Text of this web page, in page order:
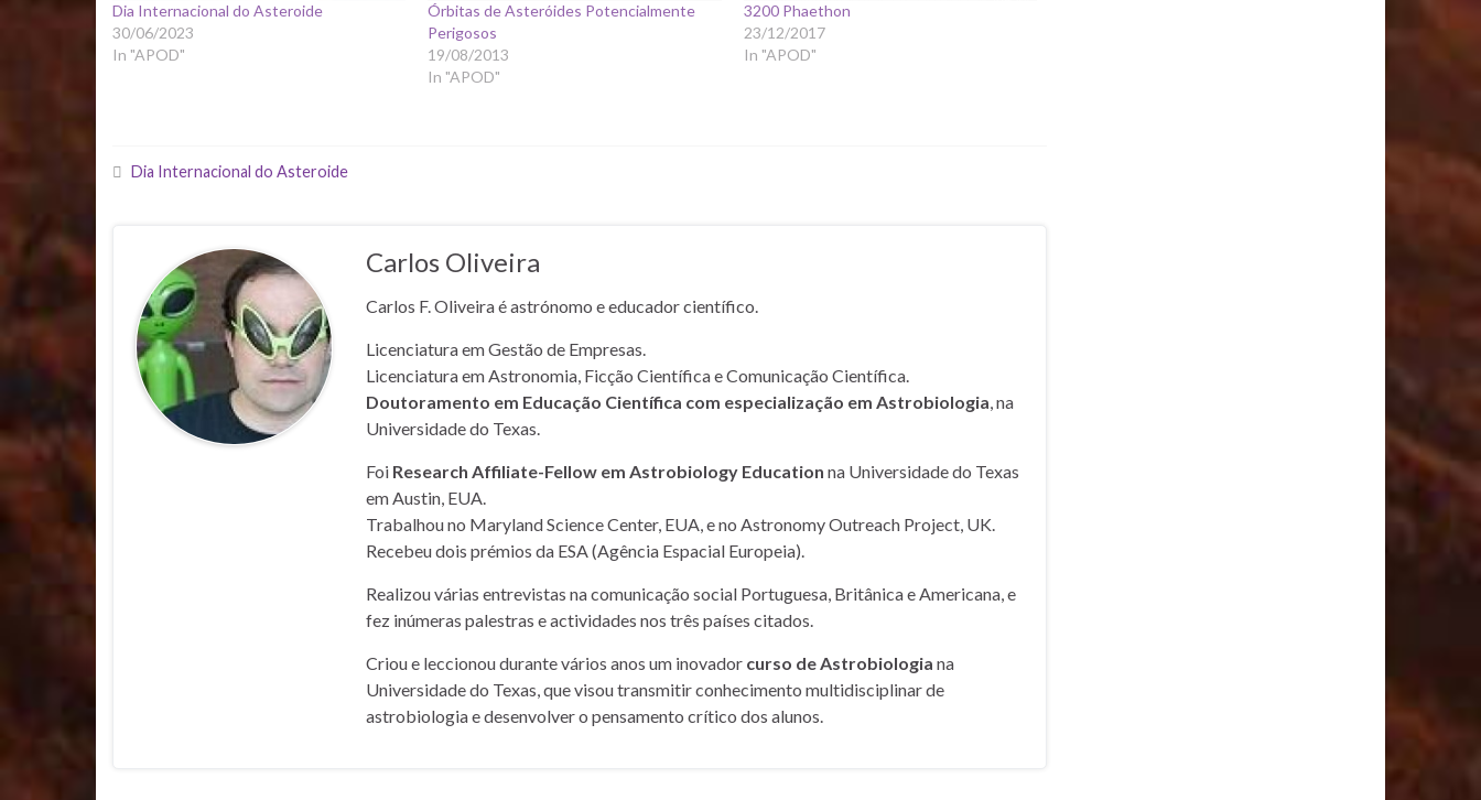
Dia Internacional do Asteroide
30/06/2023
In "APOD"
Órbitas de Asteróides Potencialmente
Perigosos
19/08/2013
In "APOD"
3200 Phaethon
23/12/2017
In "APOD"
Dia Internacional do Asteroide
Carlos Oliveira
Carlos F. Oliveira é astrónomo e educador científico.
Licenciatura em Gestão de Empresas.
Licenciatura em Astronomia, Ficção Científica e Comunicação Científica.
Doutoramento em Educação Científica com especialização em Astrobiologia, na
Universidade do Texas.
Foi Research Affiliate-Fellow em Astrobiology Education na Universidade do Texas
em Austin, EUA.
Trabalhou no Maryland Science Center, EUA, e no Astronomy Outreach Project, UK.
Recebeu dois prémios da ESA (Agência Espacial Europeia).
Realizou várias entrevistas na comunicação social Portuguesa, Britânica e Americana, e
fez inúmeras palestras e actividades nos três países citados.
Criou e leccionou durante vários anos um inovador curso de Astrobiologia na
Universidade do Texas, que visou transmitir conhecimento multidisciplinar de
astrobiologia e desenvolver o pensamento crítico dos alunos.